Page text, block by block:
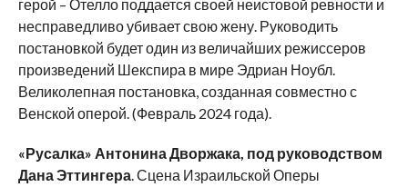
герой – Отелло поддается своей неистовой ревности и
несправедливо убивает свою жену. Руководить
постановкой будет один из величайших режиссеров
произведений Шекспира в мире Эдриан Ноубл.
Великолепная постановка, созданная совместно с
Венской оперой. (Февраль 2024 года).
«Русалка» Антонина Дворжака, под руководством
Дана Эттингера. Сцена Израильской Оперы